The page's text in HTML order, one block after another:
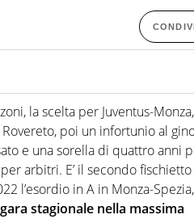
sportive e collaborato
e memoria storica. Si
la scelta per Juventus-
poi un infortunio al
e una sorella di quattro anni
arbitri. E’ il secondo
l’esordio in A in Monza-Spezia,
stagionale nella massima